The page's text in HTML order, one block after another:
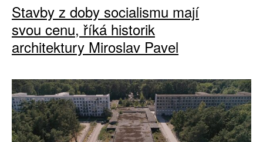
Stavby z doby socialismu mají
svou cenu, říká historik
architektury Miroslav Pavel